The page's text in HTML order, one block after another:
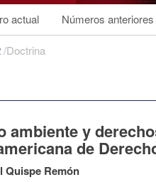
actual Números anteriores
/Doctrina
ambiente y
de
Quispe Remón